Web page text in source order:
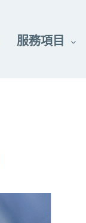
服務項目